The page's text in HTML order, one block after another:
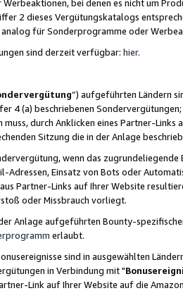
bei denen es nicht um
2 dieses Vergütungskatalogs
analog für Sonderprogramme oder
sind derzeit verfügbar: hier.
“) aufgeführten Ländern
4 (a) beschriebenen
muss, durch Anklicken eines Partner-
Sitzung die in der Anlage
wenn das
Adressen, Einsatz von Bots oder
Partner-Links auf Ihrer Website
oder Missbrauch vorliegt.
Anlage aufgeführten Bounty-
erlaubt.
sind in ausgewählten
in Verbindung mit "
Link auf Ihrer Website auf die